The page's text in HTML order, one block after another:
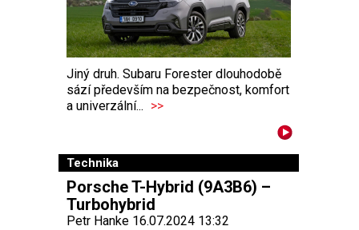
Jiný druh. Subaru Forester dlouhodobě
sází především na bezpečnost, komfort
a univerzální... >>
Technika
Porsche T-Hybrid (9A3B6) –
Turbohybrid
Petr Hanke 16.07.2024 13:32